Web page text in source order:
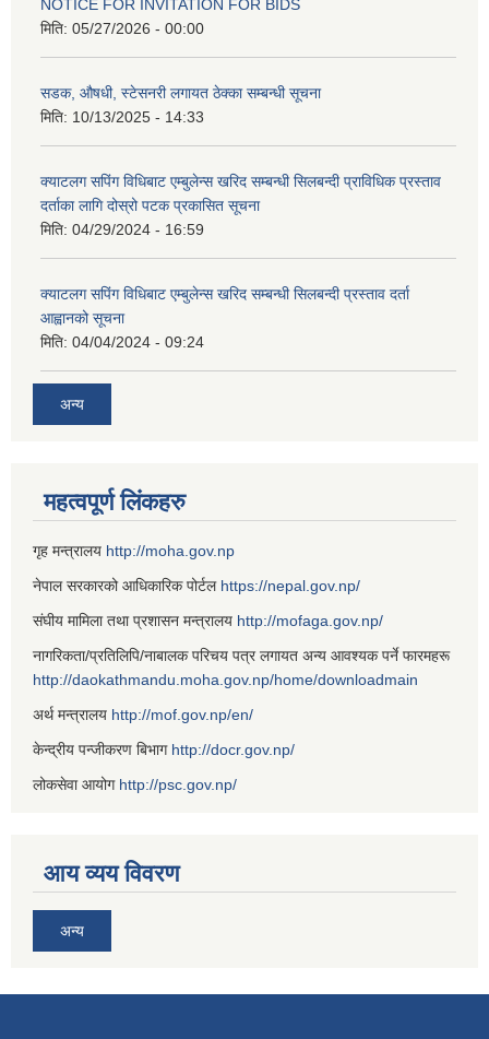
NOTICE FOR INVITATION FOR BIDS
मिति: 05/27/2026 - 00:00
सडक, औषधी, स्टेसनरी लगायत ठेक्का सम्बन्धी सूचना
मिति: 10/13/2025 - 14:33
क्याटलग सपिंग विधिबाट एम्बुलेन्स खरिद सम्बन्धी सिलबन्दी प्राविधिक प्रस्ताव
दर्ताका लागि दोस्रो पटक प्रकासित सूचना
मिति: 04/29/2024 - 16:59
क्याटलग सपिंग विधिबाट एम्बुलेन्स खरिद सम्बन्धी सिलबन्दी प्रस्ताव दर्ता
आह्वानको सूचना
मिति: 04/04/2024 - 09:24
अन्य
महत्वपूर्ण लिंकहरु
गृह मन्त्रालय http://moha.gov.np
नेपाल सरकारको आधिकारिक पोर्टल https://nepal.gov.np/
संघीय मामिला तथा प्रशासन मन्त्रालय http://mofaga.gov.np/
नागरिकता/प्रतिलिपि/नाबालक परिचय पत्र लगायत अन्य आवश्यक पर्ने फारमहरू
http://daokathmandu.moha.gov.np/home/downloadmain
अर्थ मन्त्रालय http://mof.gov.np/en/
केन्द्रीय पन्जीकरण बिभाग http://docr.gov.np/
लोकसेवा आयोग http://psc.gov.np/
आय व्यय विवरण
अन्य